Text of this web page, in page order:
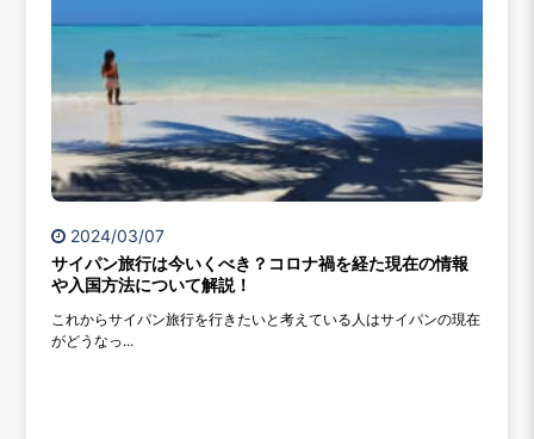
2024/03/07
サイパン旅行は今いくべき？コロナ禍を経た現在の情報
や入国方法について解説！
これからサイパン旅行を行きたいと考えている人はサイパンの現在
がどうなっ...